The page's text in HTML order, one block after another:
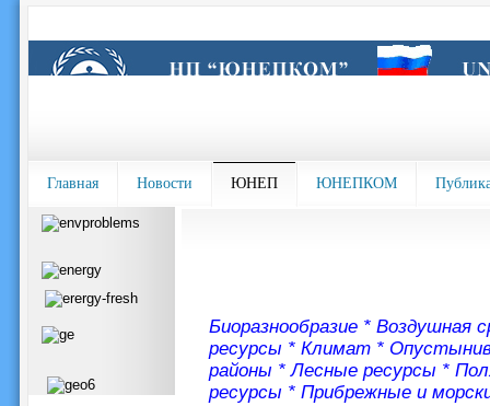
Главная Новости ЮНЕП ЮНЕПКОМ
Биоразнообразие * Воздушная
ресурсы * Климат *
районы *Лесные ресурсы *
ресурсы * Прибрежные и